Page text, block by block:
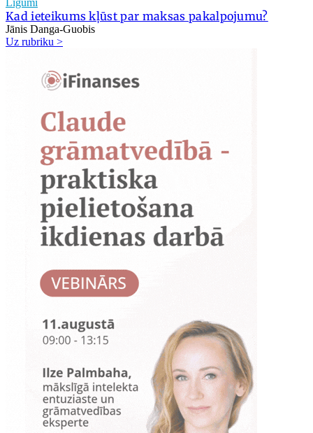
Kad ieteikums kļūst par maksas pakalpojumu?
Jānis Danga-Guobis
Uz rubriku >